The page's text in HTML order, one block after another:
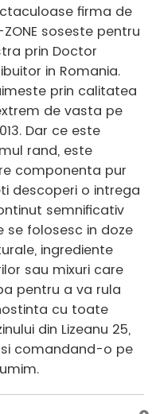
firma de
soseste pentru
prin Doctor
in Romania.
prin calitatea
de vasta pe
Dar ce este
rand, este
componenta pur
descoperi o intrega
semnificativ
se folosesc in doze
ingrediente
sau mixuri care
pentru a va rula
cu toate
din Lizeanu 25,
comandand-o pe